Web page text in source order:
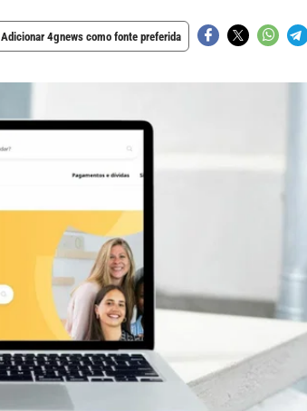
Adicionar 4gnews como fonte preferida